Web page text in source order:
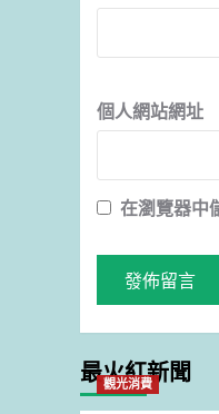
個人網站網址
在瀏覽器中
最火紅新聞
觀光消費